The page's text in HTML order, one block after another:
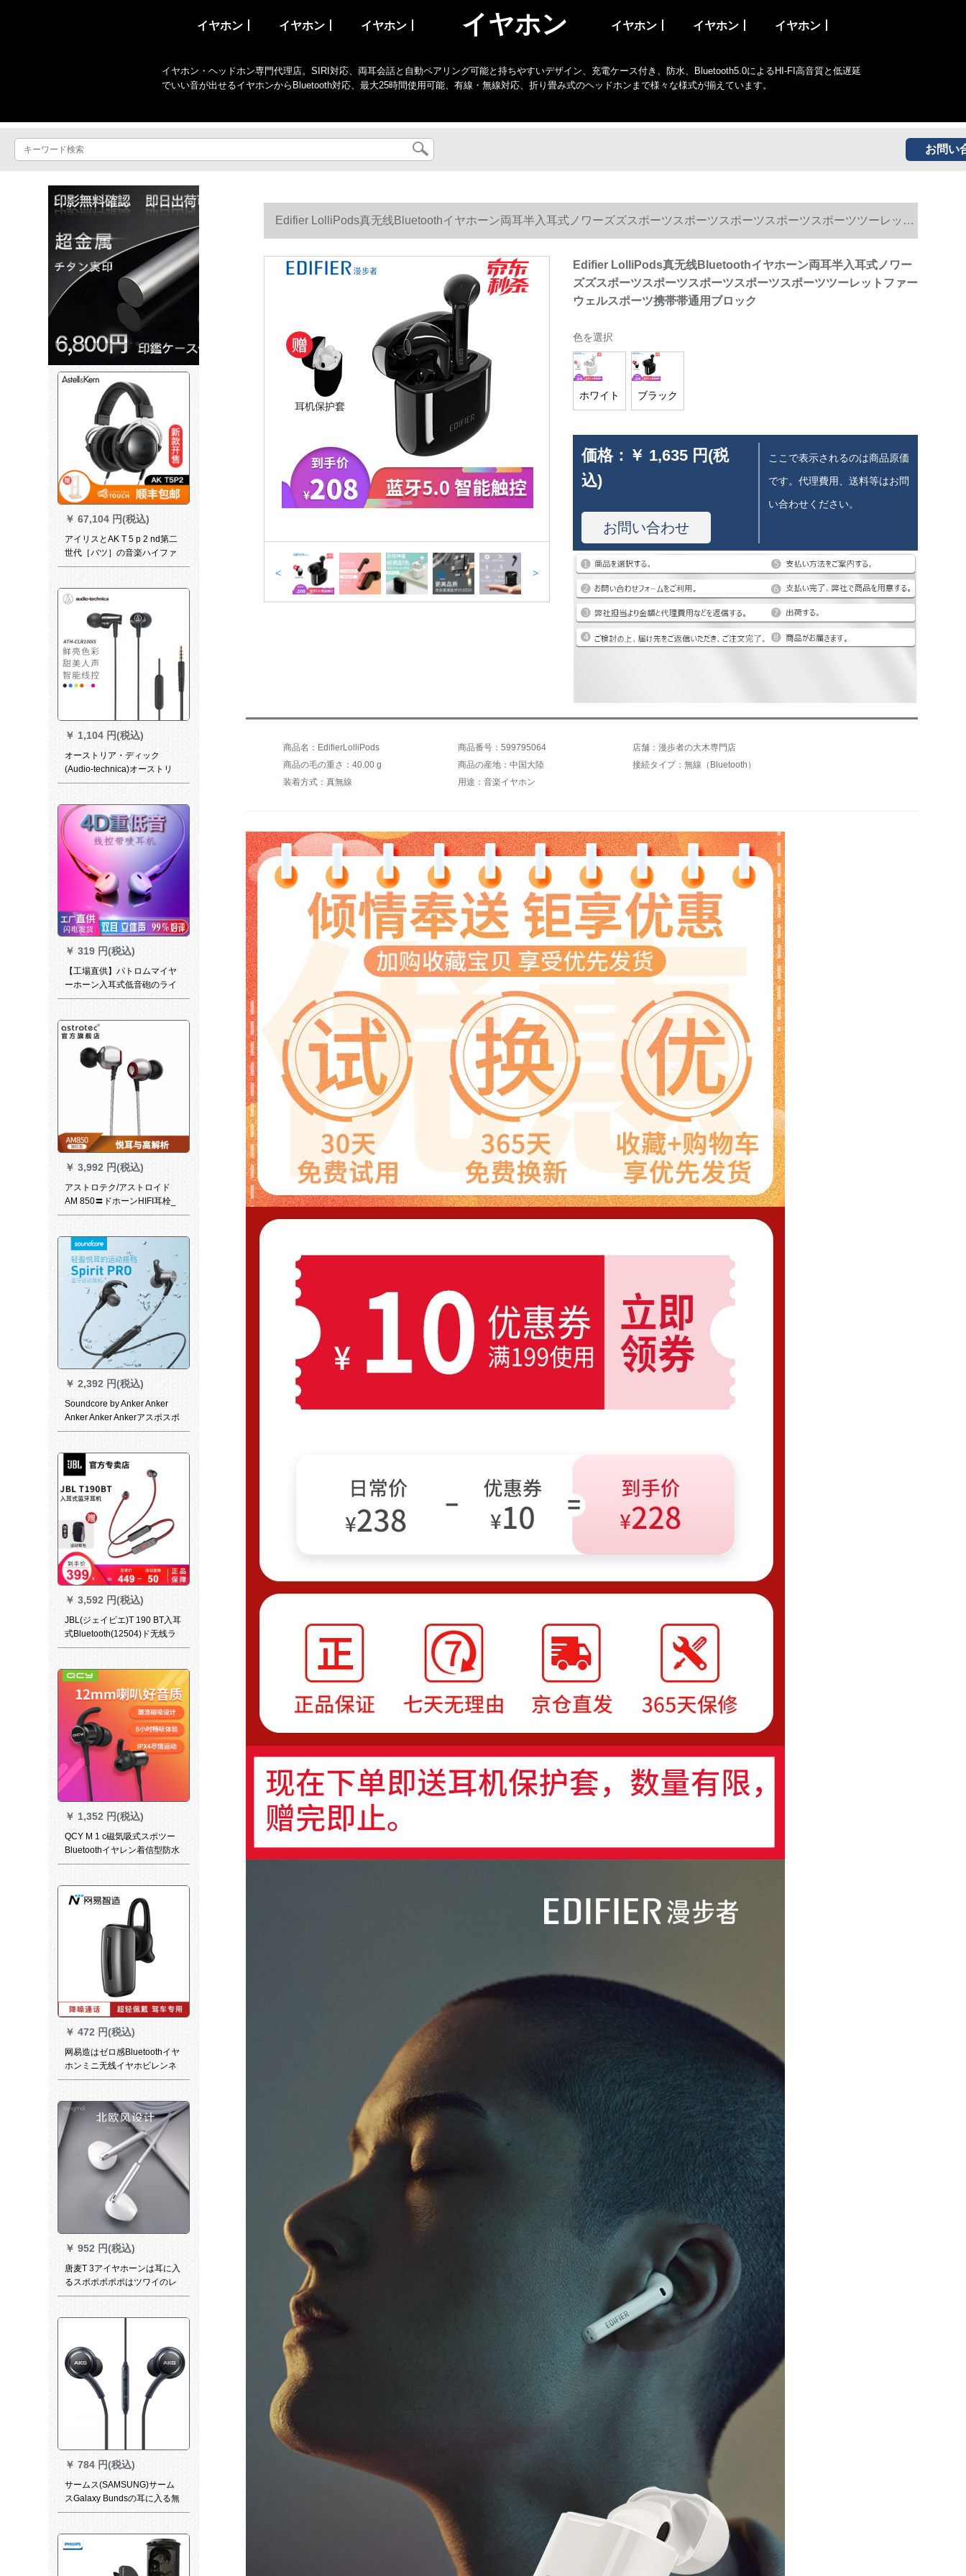
イヤホン丨 イヤホン丨 イヤホン丨 イヤホン イヤホン丨 イヤホン丨 イヤホン丨
イヤホン・ヘッドホン専門代理店。SIRI対応、両耳会話と自動ペアリング可能と持ちやすいデザイン、充電ケース付き、防水、Bluetooth5.0によるHI-FI高音質と低遅延
でいい音が出せるイヤホンからBluetooth対応、最大25時間使用可能、有線・無線対応、折り畳み式のヘッドホンまで様々な様式が揃えています。
お問い
￥ 67,104 円(税込)
アイリスとAK T 5 p 2 nd第二
世代［バツ］の音楽ハイファ
イヤの新型
￥ 1,104 円(税込)
オーストリア・ディック
(Audio-technica)オーストリ
ア・ディック100 is入耳式通
￥ 319 円(税込)
【工場直供】パトロムマイヤ
ーホーン入耳式低音砲のライ
ン制御ベルマイノスリングリ
グリングは、Android音楽耳栓
携帯帯の電話のパソコに付い
ています。3 D立体音質【白】
￥ 3,992 円(税込)
アストロテク/アストロイド
AM 850〓ドホーンHIFI耳栓_
赤い色
￥ 2,392 円(税込)
Soundcore by Anker Anker
Anker Anker Ankerアスポスポ
ーツツツスポーツクラブノー
ノートノートノートノートノ
ートノートノートノートノー
トノートノートノートノート
ノート402
￥ 3,592 円(税込)
JBL(ジェイビエ)T 190 BT入耳
式Bluetooth(12504)ド无线ラ
イン无线(12504)ドラックによ
￥ 1,352 円(税込)
QCY M 1 c磁気吸式スポツー
Bluetoothイヤレン着信型防水
イホ音楽yaホミコンミョンミ
￥ 472 円(税込)
网易造はゼロ感Bluetoothイヤ
ホンミニ无线イヤホビレンネ
车载専门用サポラク/Android
厳拉克を选びます。
￥ 952 円(税込)
唐麦T 3アイヤホーンは耳に入
るスポポポポポはツワイのレ
イン製耳栓式（12504）で
￥ 784 円(税込)
サームス(SAMSUNG)サーム
スGalaxy Bundsの耳に入る無
線Bluetooth HIFI真無線知能ラ
トラッククS 9ケムロックロッ
クロックロックロックロック
Edifier LolliPods真无线Bluetoothイヤホーン両耳半入耳式ノワーズズスポーツスポーツスポーツスポーツスポーツツーレット
ファーウェルスポーツ携帯帯通用ブロック
< >
Edifier LolliPods真无线Bluetoothイヤホーン両耳半入耳式ノワー
ズズスポーツスポーツスポーツスポーツスポーツツーレットファー
ウェルスポーツ携帯帯通用ブロック
色を選択
ホワイト ブラック
価格： ￥ 1,635 円(税
込)
お問い合わせ
ここで表示されるのは商品原価
です。代理費用、送料等はお問
い合わせください。
商品名：EdifierLolliPods 商品番号：599795064
店舗：漫歩者の大木専門店
商品の毛の重さ：40.00 g
商品の産地：中国大陸
接続タイプ：無線（Bluetooth）
装着方式：真無線
用途：音楽イヤホン